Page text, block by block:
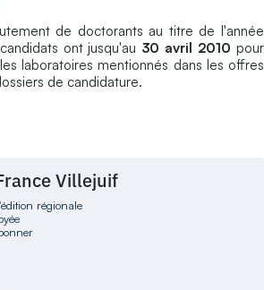
de doctorants au titre de l'année
ont jusqu'au 30 avril 2010 pour
laboratoires mentionnés dans les offres
de candidature.
Villejuif
régionale